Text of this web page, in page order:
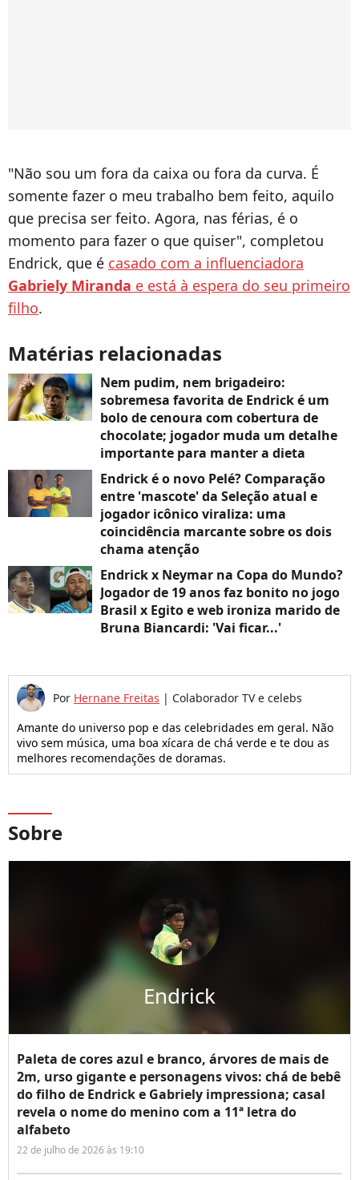
"Não sou um fora da caixa ou fora da curva. É
somente fazer o meu trabalho bem feito, aquilo
que precisa ser feito. Agora, nas férias, é o
momento para fazer o que quiser", completou
Endrick, que é casado com a influenciadora
Gabriely Miranda e está à espera do seu primeiro
filho.
Matérias relacionadas
Nem pudim, nem brigadeiro:
sobremesa favorita de Endrick é um
bolo de cenoura com cobertura de
chocolate; jogador muda um detalhe
importante para manter a dieta
Endrick é o novo Pelé? Comparação
entre 'mascote' da Seleção atual e
jogador icônico viraliza: uma
coincidência marcante sobre os dois
chama atenção
Endrick x Neymar na Copa do Mundo?
Jogador de 19 anos faz bonito no jogo
Brasil x Egito e web ironiza marido de
Bruna Biancardi: 'Vai ficar...'
Por Hernane Freitas | Colaborador TV e celebs
Amante do universo pop e das celebridades em geral. Não
vivo sem música, uma boa xícara de chá verde e te dou as
melhores recomendações de doramas.
Sobre
Endrick
Paleta de cores azul e branco, árvores de mais de
2m, urso gigante e personagens vivos: chá de bebê
do filho de Endrick e Gabriely impressiona; casal
revela o nome do menino com a 11ª letra do
alfabeto
22 de julho de 2026 às 19:10